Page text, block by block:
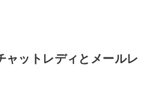
ットレディとメールレ